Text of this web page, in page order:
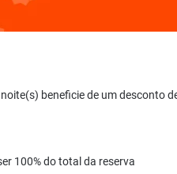
beneficie de um desconto
100% do total da reserva